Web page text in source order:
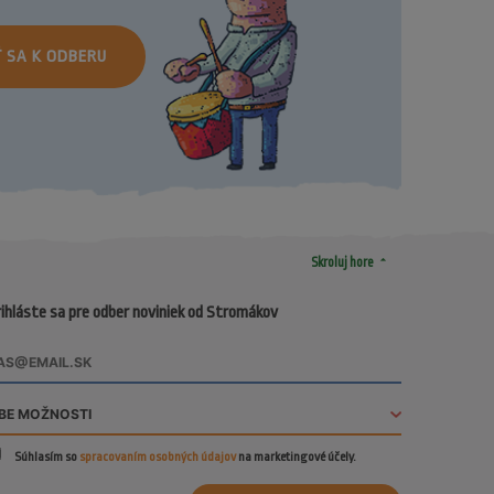
K ODBERU
Skroluj hore arrow_drop_up
sa pre odber noviniek od Stromákov
Súhlasím so spracovaním osobných údajovna marketingové účely.